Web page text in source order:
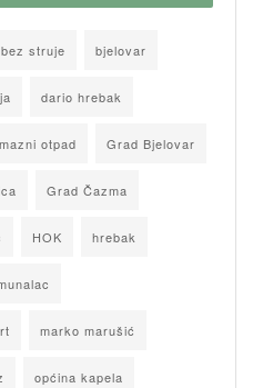
bez struje bjelovar
dario hrebak
otpad Grad Bjelovar
Grad Čazma
HOK hrebak
marko marušić
općina kapela